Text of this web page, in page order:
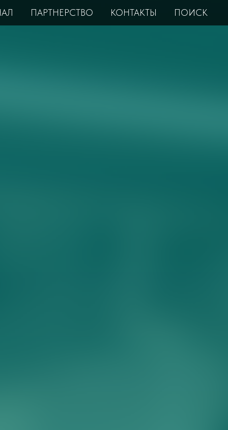
ПАРТНЕРСТВО КОНТАКТЫ ПОИСК